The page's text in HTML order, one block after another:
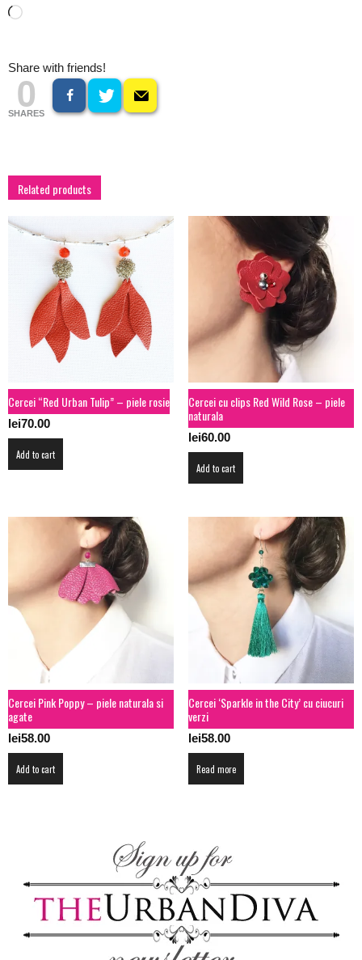
Loading…
Share with friends!
0
SHARES
Related products
Cercei “Red Urban Tulip” – piele rosie
lei70.00
Add to cart
Cercei cu clips Red Wild Rose – piele
naturala
lei60.00
Add to cart
Cercei Pink Poppy – piele naturala si
agate
lei58.00
Add to cart
Cercei ‘Sparkle in the City’ cu ciucuri
verzi
lei58.00
Read more